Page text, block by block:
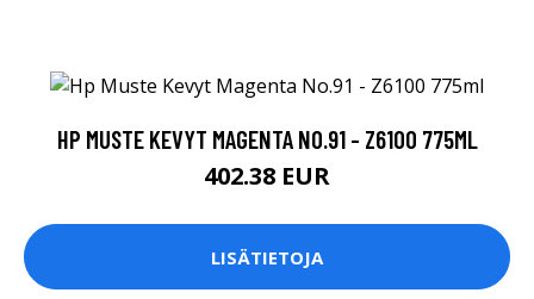
HP MUSTE KEVYT MAGENTA NO.91 - Z6100 775ML
402.38 EUR
LISÄTIETOJA